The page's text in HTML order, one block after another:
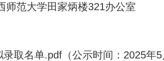
范大学田家炳楼321办公室
录取名单.pdf （公示时间：2025年5